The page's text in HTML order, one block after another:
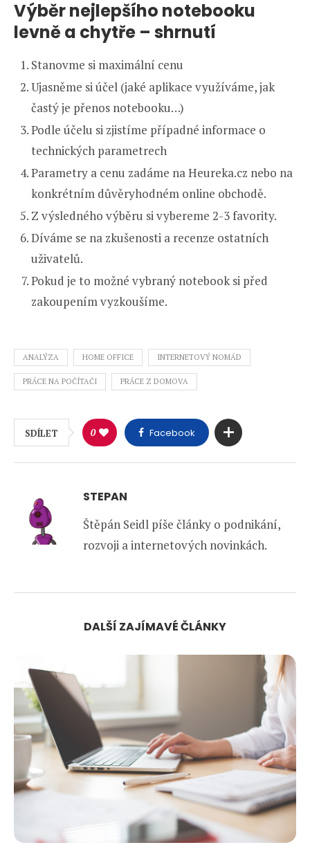
Výběr nejlepšího notebooku
levně a chytře – shrnutí
Stanovme si maximální cenu
Ujasněme si účel (jaké aplikace využíváme, jak
častý je přenos notebooku…)
Podle účelu si zjistíme případné informace o
technických parametrech
Parametry a cenu zadáme na Heureka.cz nebo na
konkrétním důvěryhodném online obchodě.
Z výsledného výběru si vybereme 2-3 favority.
Díváme se na zkušenosti a recenze ostatních
uživatelů.
Pokud je to možné vybraný notebook si před
zakoupením vyzkoušíme.
ANALÝZA HOME OFFICE INTERNETOVÝ NOMÁD
PRÁCE NA POČÍTAČI PRÁCE Z DOMOVA
SDÍLET 0 Facebook
STEPAN
Štěpán Seidl píše články o podnikání,
rozvoji a internetových novinkách.
DALŠÍ ZAJÍMAVÉ ČLÁNKY